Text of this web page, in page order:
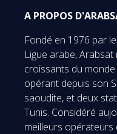
A PROPOS
Fondé en 1976 par
Ligue arabe,
croissants du
opérant depuis son
saoudite, et deux
Tunis. Considéré
meilleurs opérateurs